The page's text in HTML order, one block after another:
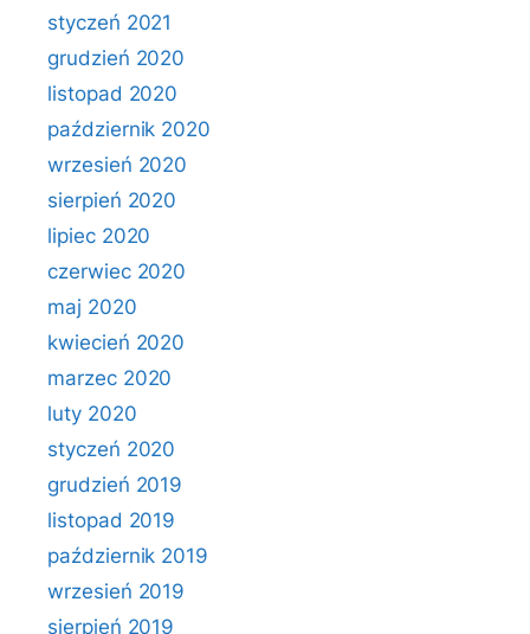
styczeń 2021
grudzień 2020
listopad 2020
październik 2020
wrzesień 2020
sierpień 2020
lipiec 2020
czerwiec 2020
maj 2020
kwiecień 2020
marzec 2020
luty 2020
styczeń 2020
grudzień 2019
listopad 2019
październik 2019
wrzesień 2019
sierpień 2019